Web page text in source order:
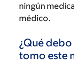
ningún
médico.
¿Qué
tomo este